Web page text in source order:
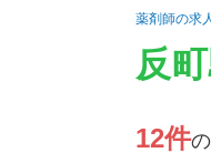
薬剤師の求
反
12件